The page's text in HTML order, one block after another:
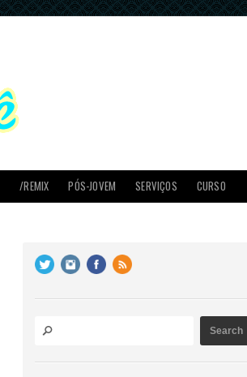
/REMIX PÓS-JOVEM SERVIÇOS CURSO